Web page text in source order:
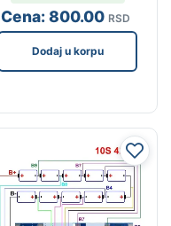
Cena:800.00 RSD
Dodaj u korpu